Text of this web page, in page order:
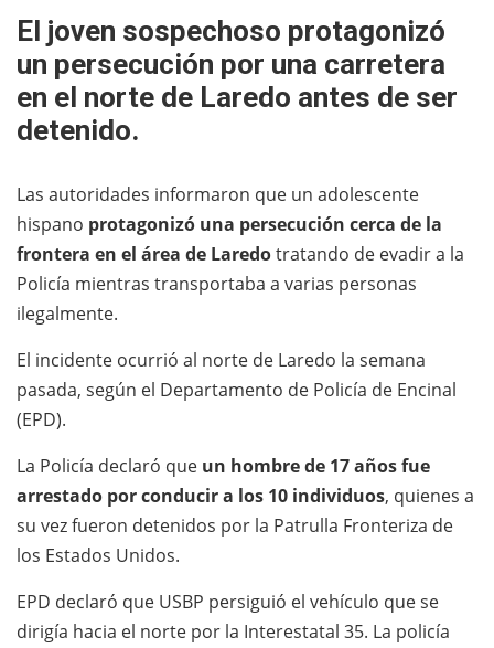
El joven sospechoso protagonizó
un persecución por una carretera
en el norte de Laredo antes de ser
detenido.
Las autoridades informaron que un adolescente
hispano protagonizó una persecución cerca de la
frontera en el área de Laredotratando de evadir a la
Policía mientras transportaba a varias personas
ilegalmente.
El incidente ocurrió al norte de Laredo la semana
pasada, según el Departamento de Policía de Encinal
(EPD).
La Policía declaró que un hombre de 17 años fue
arrestado por conducir a los 10 individuos, quienes a
su vez fueron detenidos por la Patrulla Fronteriza de
los Estados Unidos.
EPD declaró que USBP persiguió el vehículo que se
dirigía hacia el norte por la Interestatal 35. La policía